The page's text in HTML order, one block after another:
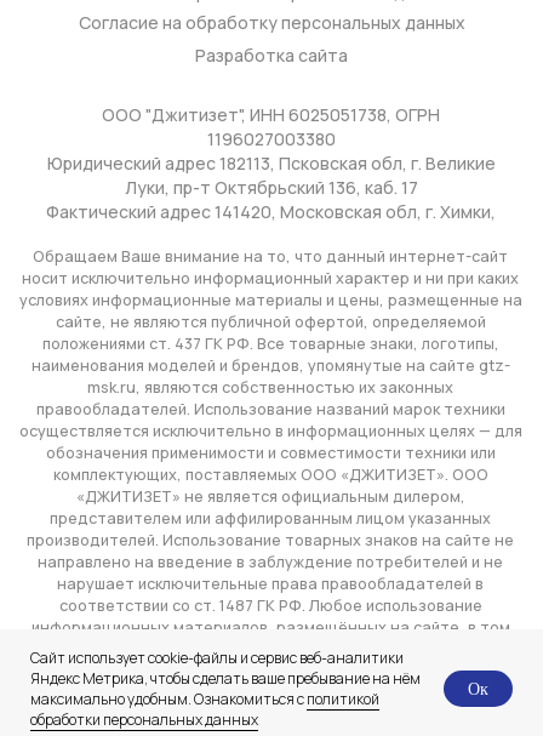
Сайт использует cookie-файлы и сервис веб-аналитики
Яндекс Метрика, чтобы сделать ваше пребывание на нём
максимально удобным. Ознакомиться сполитикой
обработки персональных данных
Ок